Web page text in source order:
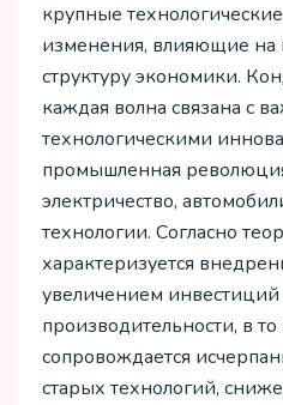
крупные
изменения, влияющие на
структуру экономики.
каждая волна связана с
технологическими
промышленная
электричество,
технологии. Согласно
характеризуется
увеличением
производительности, в
сопровождается
старых технологий,